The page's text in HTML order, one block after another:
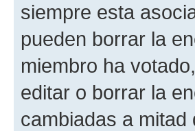
siempre esta
pueden borrar la
miembro ha
editar o borrar la
cambiadas a mitad